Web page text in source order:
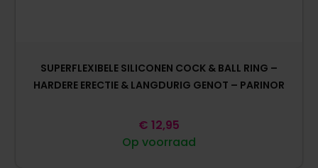
SUPERFLEXIBELE SILICONEN COCK & BALL RING –
HARDERE ERECTIE & LANGDURIG GENOT – PARINOR
Op voorraad
€ 12,95